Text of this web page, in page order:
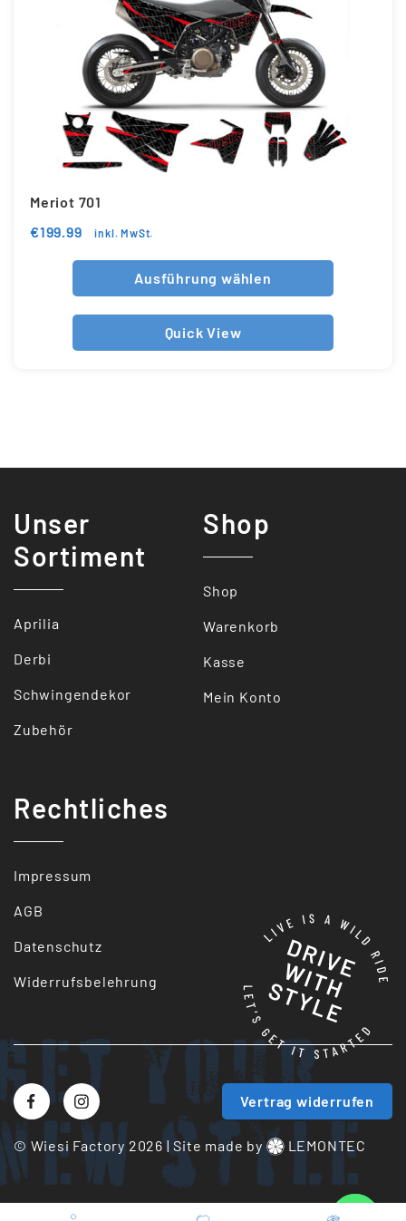
Meriot 701
€199.99 inkl. MwSt.
Ausführung wählen
Quick View
Unser
Sortiment
Aprilia
Derbi
Schwingendekor
Zubehör
Shop
Shop
Warenkorb
Kasse
Mein Konto
Rechtliches
Impressum
AGB
Datenschutz
Widerrufsbelehrung
© Wiesi Factory 2026|Site made by LEMONTEC
Vertrag widerrufen
your
style